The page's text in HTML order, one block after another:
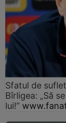
Sfatul de
Bîrligea: „Să
lui!”